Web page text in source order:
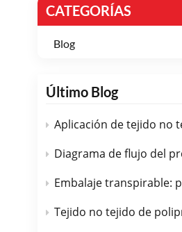
CATEGORÍAS
Blog
Último Blog
Aplicación de tejido no tejido spunbond de PP
Diagrama de flujo del proceso de fabricación de tejido
Embalaje transpirable: por qué el tejido no tejido spunbond de
Tejido no tejido de polipropileno spunbond en geotextiles: control de